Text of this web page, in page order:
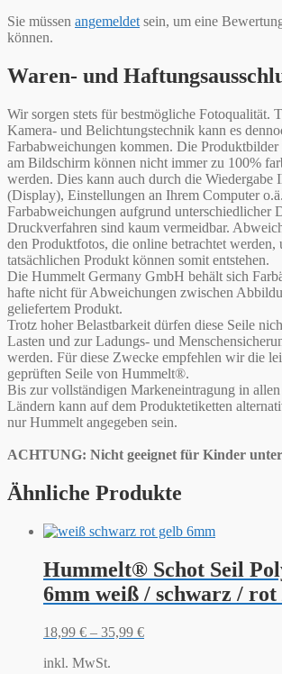
Sie müssen angemeldet sein, um eine
können.
Waren- und
Wir sorgen stets für bestmögliche Fotoqualität.
Kamera- und Belichtungstechnik kann es
Farbabweichungen kommen. Die
am Bildschirm können nicht immer zu 100%
werden. Dies kann auch durch die Wiedergabe
(Display), Einstellungen an Ihrem Computer
Farbabweichungen aufgrund unterschiedlicher
Druckverfahren sind kaum vermeidbar.
den Produktfotos, die online betrachtet werden,
tatsächlichen Produkt können somit entstehen.
Die Hummelt Germany GmbH behält sich
hafte nicht für Abweichungen zwischen
geliefertem Produkt.
Trotz hoher Belastbarkeit dürfen diese Seile
Lasten und zur Ladungs- und
werden. Für diese Zwecke empfehlen wir die
geprüften Seile von Hummelt®.
Bis zur vollständigen Markeneintragung in allen
Ländern kann auf dem Produktetiketten
nur Hummelt angegeben sein.
ACHTUNG: Nicht geeignet für Kinder
Ähnliche Produkte
Hummelt® Schot Seil
6mm weiß / schwarz / rot
18,99 € – 35,99 €
inkl. MwSt.